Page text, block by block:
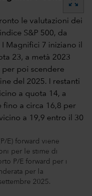
E) forward viene
per le stime di
P/E forward per i
per la
2025.